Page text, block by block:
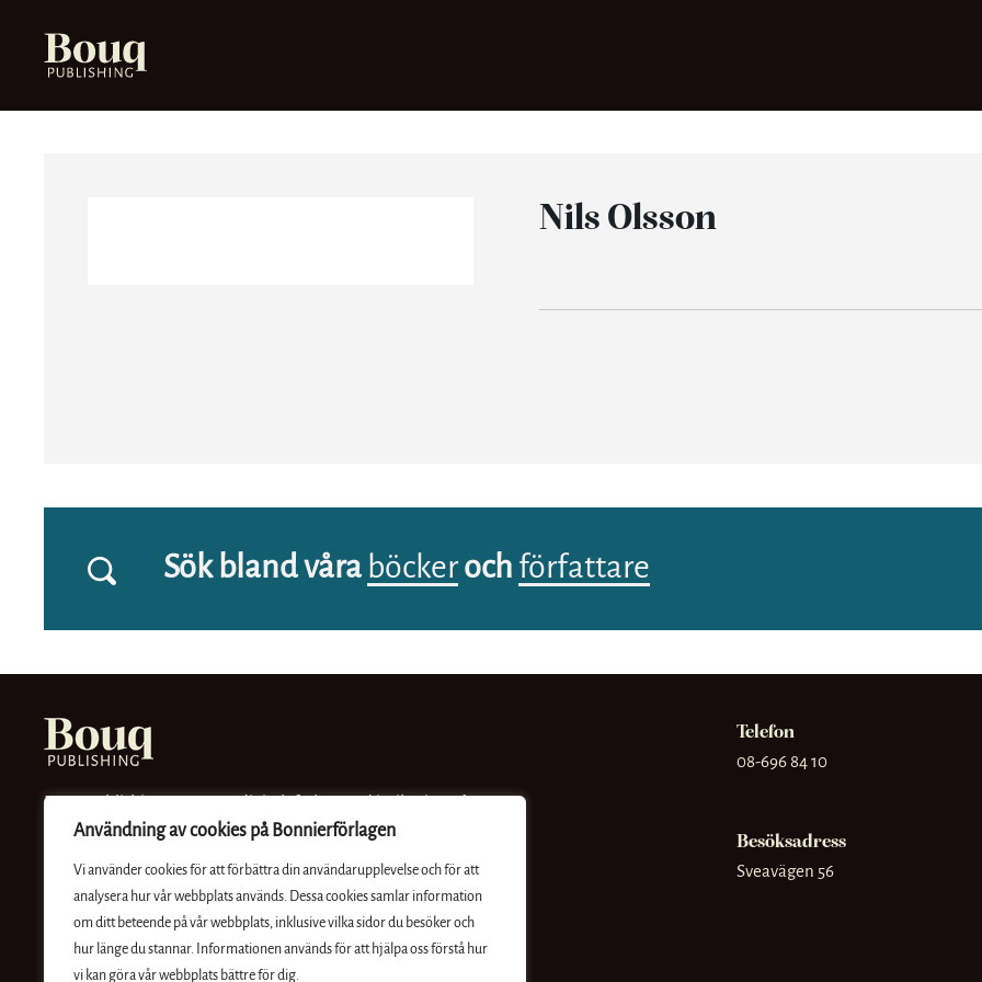
Användning av cookies på Bonnierförlagen
Vi använder cookies för att förbättra din användarupplevelse och för att
analysera hur vår webbplats används. Dessa cookies samlar information
om ditt beteende på vår webbplats, inklusive vilka sidor du besöker och
hur länge du stannar. Informationen används för att hjälpa oss förstå hur
vi kan göra vår webbplats bättre för dig.
Nils Olsson
Sök bland våra böckeroch författare
Bouq Publishing är ett nytt digitalt förlag med inriktning på
spänning. Vi vill skapa fantastiska serier, berättelser och
universum för den digitala kunden både i Sverige och
internationellt.
En del av Bonnierförlagen
Telefon
08-696 84 10
Besöksadress
Sveavägen 56